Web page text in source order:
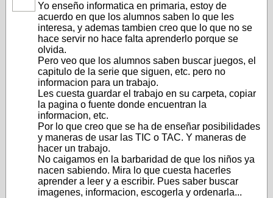
Yo enseño informatica en primaria, estoy de
acuerdo en que los alumnos saben lo que les
interesa, y ademas tambien creo que lo que no se
hace servir no hace falta aprenderlo porque se
olvida.
Pero veo que los alumnos saben buscar juegos, el
capitulo de la serie que siguen, etc. pero no
informacion para un trabajo.
Les cuesta guardar el trabajo en su carpeta, copiar
la pagina o fuente donde encuentran la
informacion, etc.
Por lo que creo que se ha de enseñar posibilidades
y maneras de usar las TIC o TAC. Y maneras de
hacer un trabajo.
No caigamos en la barbaridad de que los niños ya
nacen sabiendo. Mira lo que cuesta hacerles
aprender a leer y a escribir. Pues saber buscar
imagenes, informacion, escogerla y ordenarla...